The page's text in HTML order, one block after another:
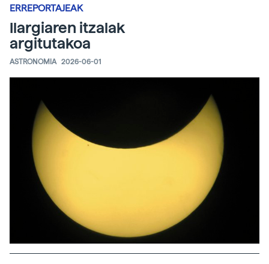
ERREPORTAJEAK
Ilargiaren itzalak
argitutakoa
ASTRONOMIA 2026-06-01